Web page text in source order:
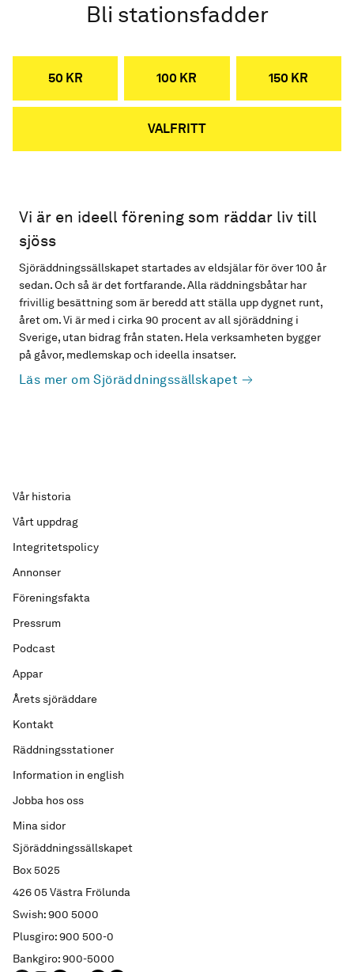
Bli stationsfadder
50 KR 100 KR 150 KR
VALFRITT
Vi är en ideell förening som räddar liv till
sjöss
Sjöräddningssällskapet startades av eldsjälar för över 100 år
sedan. Och så är det fortfarande. Alla räddningsbåtar har
frivillig besättning som är beredd att ställa upp dygnet runt,
året om. Vi är med i cirka 90 procent av all sjöräddning i
Sverige, utan bidrag från staten. Hela verksamheten bygger
på gåvor, medlemskap och ideella insatser.
Läs mer om Sjöräddningssällskapet
Sjöräddningssällskapet
Box 5025
426 05 Västra Frölunda
Swish: 900 5000
Plusgiro: 900 500-0
Bankgiro: 900-5000
Vår historia
Vårt uppdrag
Integritetspolicy
Annonser
Föreningsfakta
Pressrum
Podcast
Appar
Årets sjöräddare
Kontakt
Räddningsstationer
Information in english
Jobba hos oss
Mina sidor